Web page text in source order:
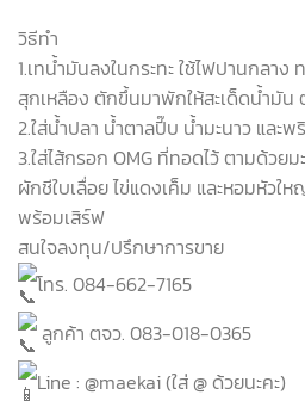
วิธีทำ
1.เทน้ำมันลงในกระทะ ใช้ไฟปานกลา
สุกเหลือง ตักขึ้นมาพักให้สะเด็ดน้ำมัน
2.ใส่น้ำปลา น้ำตาลปี๊บ น้ำมะนาว และ
3.ใส่ไส้กรอก OMG ที่ทอดไว้ ตามด้วย
ผักชีใบเลื่อย ไข่แดงเค็ม และหอมหัวใ
พร้อมเสิร์ฟ
สนใจลงทุน/ปรึกษาการขาย
โทร. 084-662-7165
ลูกค้า ตจว. 083-018-0365
Line : @maekai (ใส่ @ ด้วยนะคะ)